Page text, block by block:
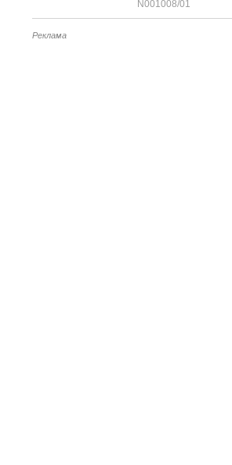
N001008/01
Реклама